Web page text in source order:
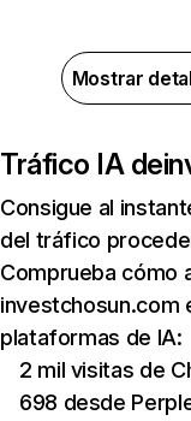
Mostrar
Tráfico IA de
Consigue al
del tráfico
Comprueba cómo
investchosun.com
plataformas de IA:
2 mil visitas de
698 desde